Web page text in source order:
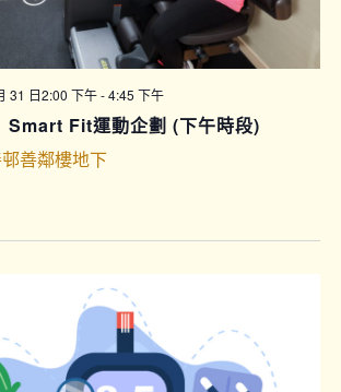
31 日2:00 下午-4:45 下午
Smart Fit運動企劃 (下午時段)
善鄰樓地下